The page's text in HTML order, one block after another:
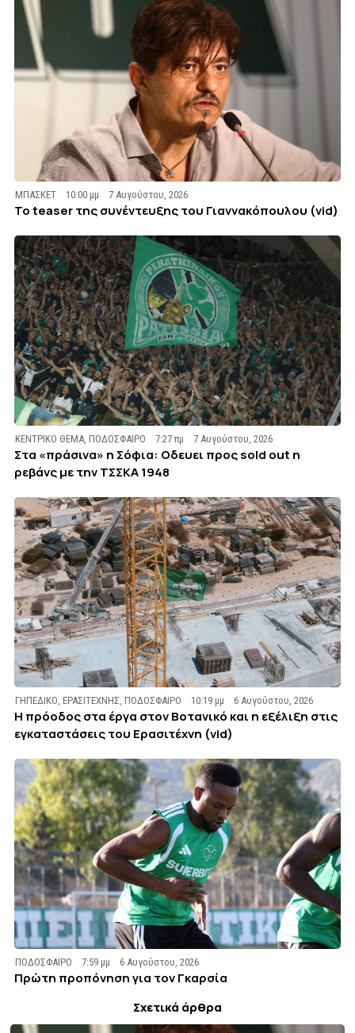
ΜΠΑΣΚΕΤ 10:00 μμ 7 Αυγούστου, 2026
To teaser της συνέντευξης του Γιαννακόπουλου (vid)
ΚΕΝΤΡΙΚΟ ΘΕΜΑ ,ΠΟΔΟΣΦΑΙΡΟ 7:27 πμ 7 Αυγούστου, 2026
Στα «πράσινα» η Σόφια: Οδευει προς sold out η
ρεβάνς με την ΤΣΣΚΑ 1948
ΓΗΠΕΔΙΚΟ ,ΕΡΑΣΙΤΕΧΝΗΣ ,ΠΟΔΟΣΦΑΙΡΟ 10:19 μμ 6 Αυγούστου, 2026
Η πρόοδος στα έργα στον Βοτανικό και η εξέλιξη στις
εγκαταστάσεις του Ερασιτέχνη (vid)
ΠΟΔΟΣΦΑΙΡΟ 7:59 μμ 6 Αυγούστου, 2026
Πρώτη προπόνηση για τον Γκαρσία
Σχετικά άρθρα